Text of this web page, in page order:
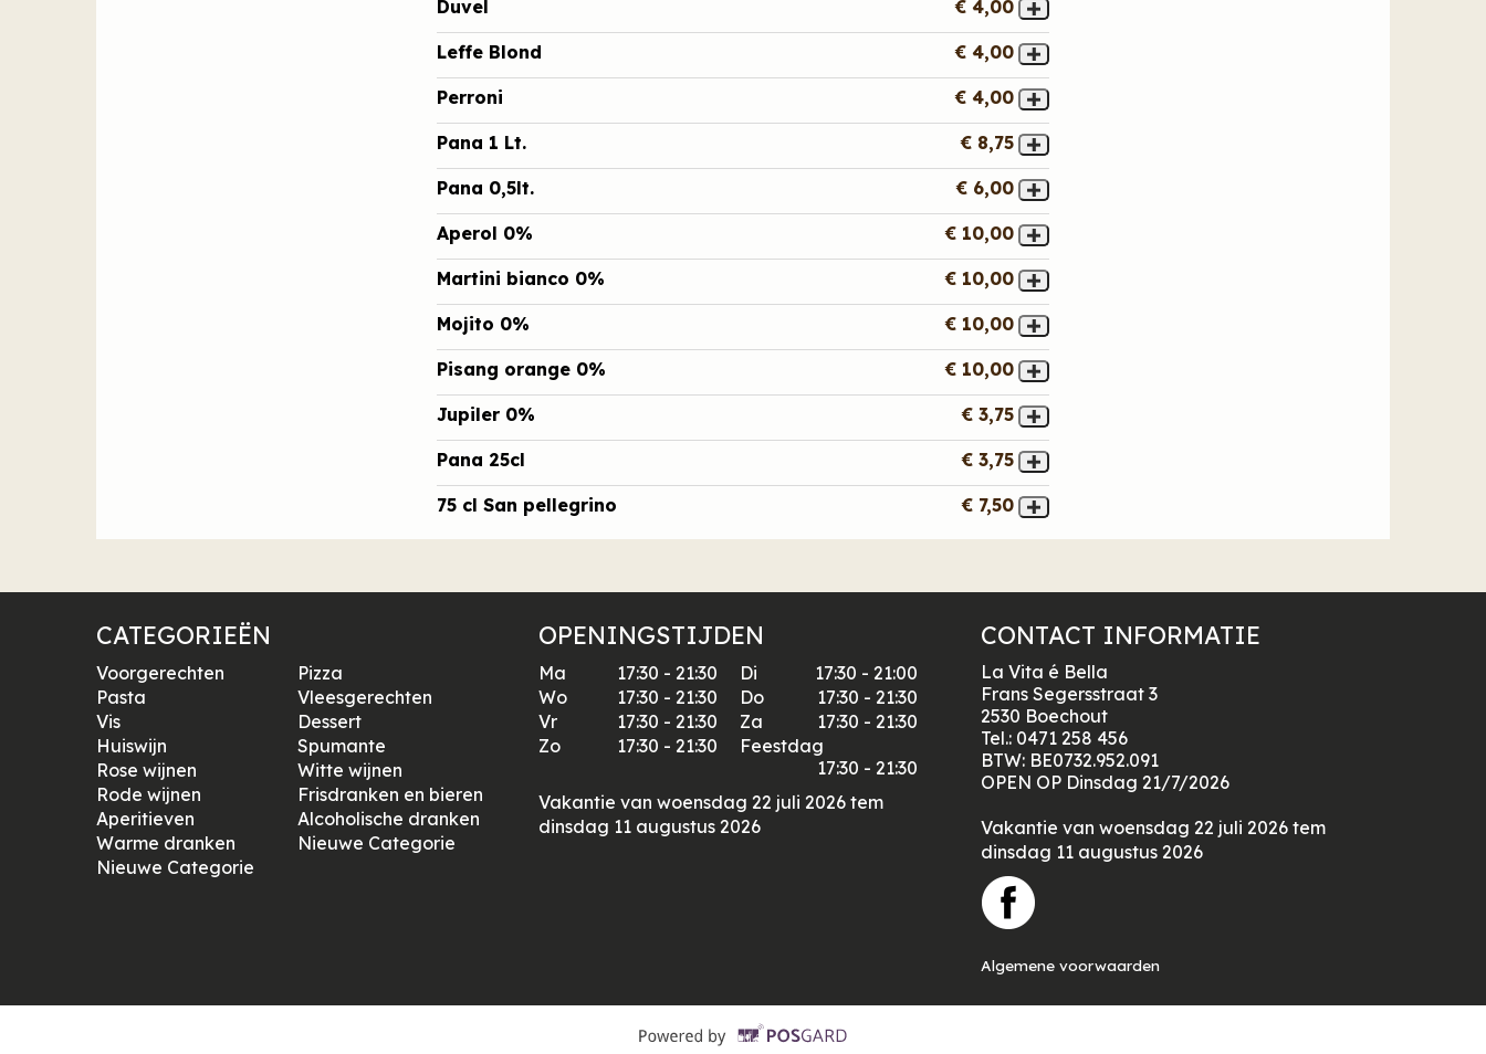
Duvel € 4,00
Leffe Blond € 4,00
Perroni € 4,00
Pana 1 Lt. € 8,75
Pana 0,5lt. € 6,00
Aperol 0% € 10,00
Martini bianco 0% € 10,00
Mojito 0% € 10,00
Pisang orange 0% € 10,00
Jupiler 0% € 3,75
Pana 25cl € 3,75
75 cl San pellegrino € 7,50
CATEGORIEËN
Voorgerechten
Pizza
Pasta
Vleesgerechten
Vis
Dessert
Huiswijn
Spumante
Rose wijnen
Witte wijnen
Rode wijnen
Frisdranken en bieren
Aperitieven
Alcoholische dranken
Warme dranken
Nieuwe Categorie
Nieuwe Categorie
OPENINGSTIJDEN
Ma 17:30 - 21:30 Di
17:30 - 21:00
Wo
17:30 - 21:30 Do
17:30 - 21:30
Vr
17:30 - 21:30 Za
17:30 - 21:30
Zo
17:30 - 21:30
Feestdag
17:30 - 21:30
Vakantie van woensdag 22 juli 2026 tem
dinsdag 11 augustus 2026
CONTACT INFORMATIE
La Vita é Bella
Frans Segersstraat 3
2530 Boechout
Tel.: 0471 258 456
BTW: BE0732.952.091
OPEN OP Dinsdag 21/7/2026
Vakantie van woensdag 22 juli 2026 tem
dinsdag 11 augustus 2026
Algemene voorwaarden